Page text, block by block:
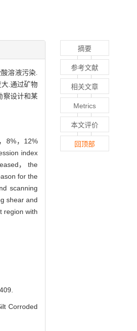
溶液污染.
.通过矿物
察设计和某
8%，12%
index
， the
for the
scanning
shear and
region with
Corroded
摘要
参考文献
相关文章
Metrics
本文评价
回顶部